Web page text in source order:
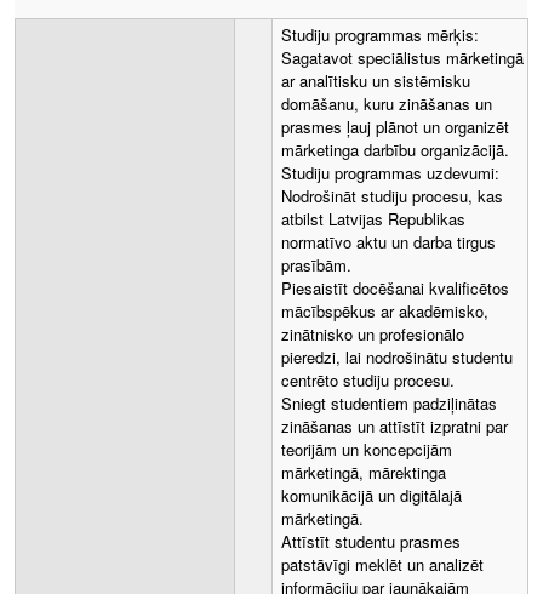
Studiju programmas mērķis:
Sagatavot speciālistus mārketingā
ar analītisku un sistēmisku
domāšanu, kuru zināšanas un
prasmes ļauj plānot un organizēt
mārketinga darbību organizācijā.
Studiju programmas uzdevumi:
Nodrošināt studiju procesu, kas
atbilst Latvijas Republikas
normatīvo aktu un darba tirgus
prasībām.
Piesaistīt docēšanai kvalificētos
mācībspēkus ar akadēmisko,
zinātnisko un profesionālo
pieredzi, lai nodrošinātu studentu
centrēto studiju procesu.
Sniegt studentiem padziļinātas
zināšanas un attīstīt izpratni par
teorijām un koncepcijām
mārketingā, mārektinga
komunikācijā un digitālajā
mārketingā.
Attīstīt studentu prasmes
patstāvīgi meklēt un analizēt
informāciju par jaunākajām